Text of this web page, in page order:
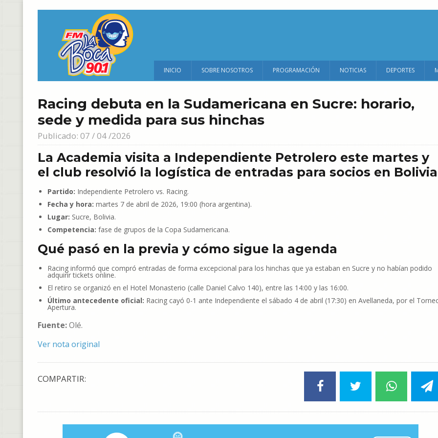
INICIO SOBRE NOSOTROS PROGRAMACIÓN NOTICIAS DEPORTES
Racing debuta en la Sudamericana en Sucre: horario,
sede y medida para sus hinchas
Publicado: 07 / 04 /2026
La Academia visita a Independiente Petrolero este martes y
el club resolvió la logística de entradas para socios en Bolivia
Partido: Independiente Petrolero vs. Racing.
Fecha y hora: martes 7 de abril de 2026, 19:00 (hora argentina).
Lugar: Sucre, Bolivia.
Competencia: fase de grupos de la Copa Sudamericana.
Qué pasó en la previa y cómo sigue la agenda
Racing informó que compró entradas de forma excepcional para los hinchas que ya estaban en Sucre y no habían podido
adquirir tickets online.
El retiro se organizó en el Hotel Monasterio (calle Daniel Calvo 140), entre las 14:00 y las 16:00.
Último antecedente oficial: Racing cayó 0-1 ante Independiente el sábado 4 de abril (17:30) en Avellaneda, por el
Apertura.
Fuente:Olé.
Ver nota original
COMPARTIR: